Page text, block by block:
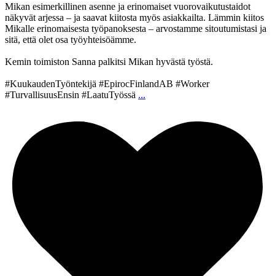
Mikan esimerkillinen asenne ja erinomaiset vuorovaikutustaidot
näkyvät arjessa – ja saavat kiitosta myös asiakkailta. Lämmin kiitos
Mikalle erinomaisesta työpanoksesta – arvostamme sitoutumistasi ja
sitä, että olet osa työyhteisöämme.
Kemin toimiston Sanna palkitsi Mikan hyvästä työstä.
#KuukaudenTyöntekijä #EpirocFinlandAB #Worker
#TurvallisuusEnsin #LaatuTyössä ...